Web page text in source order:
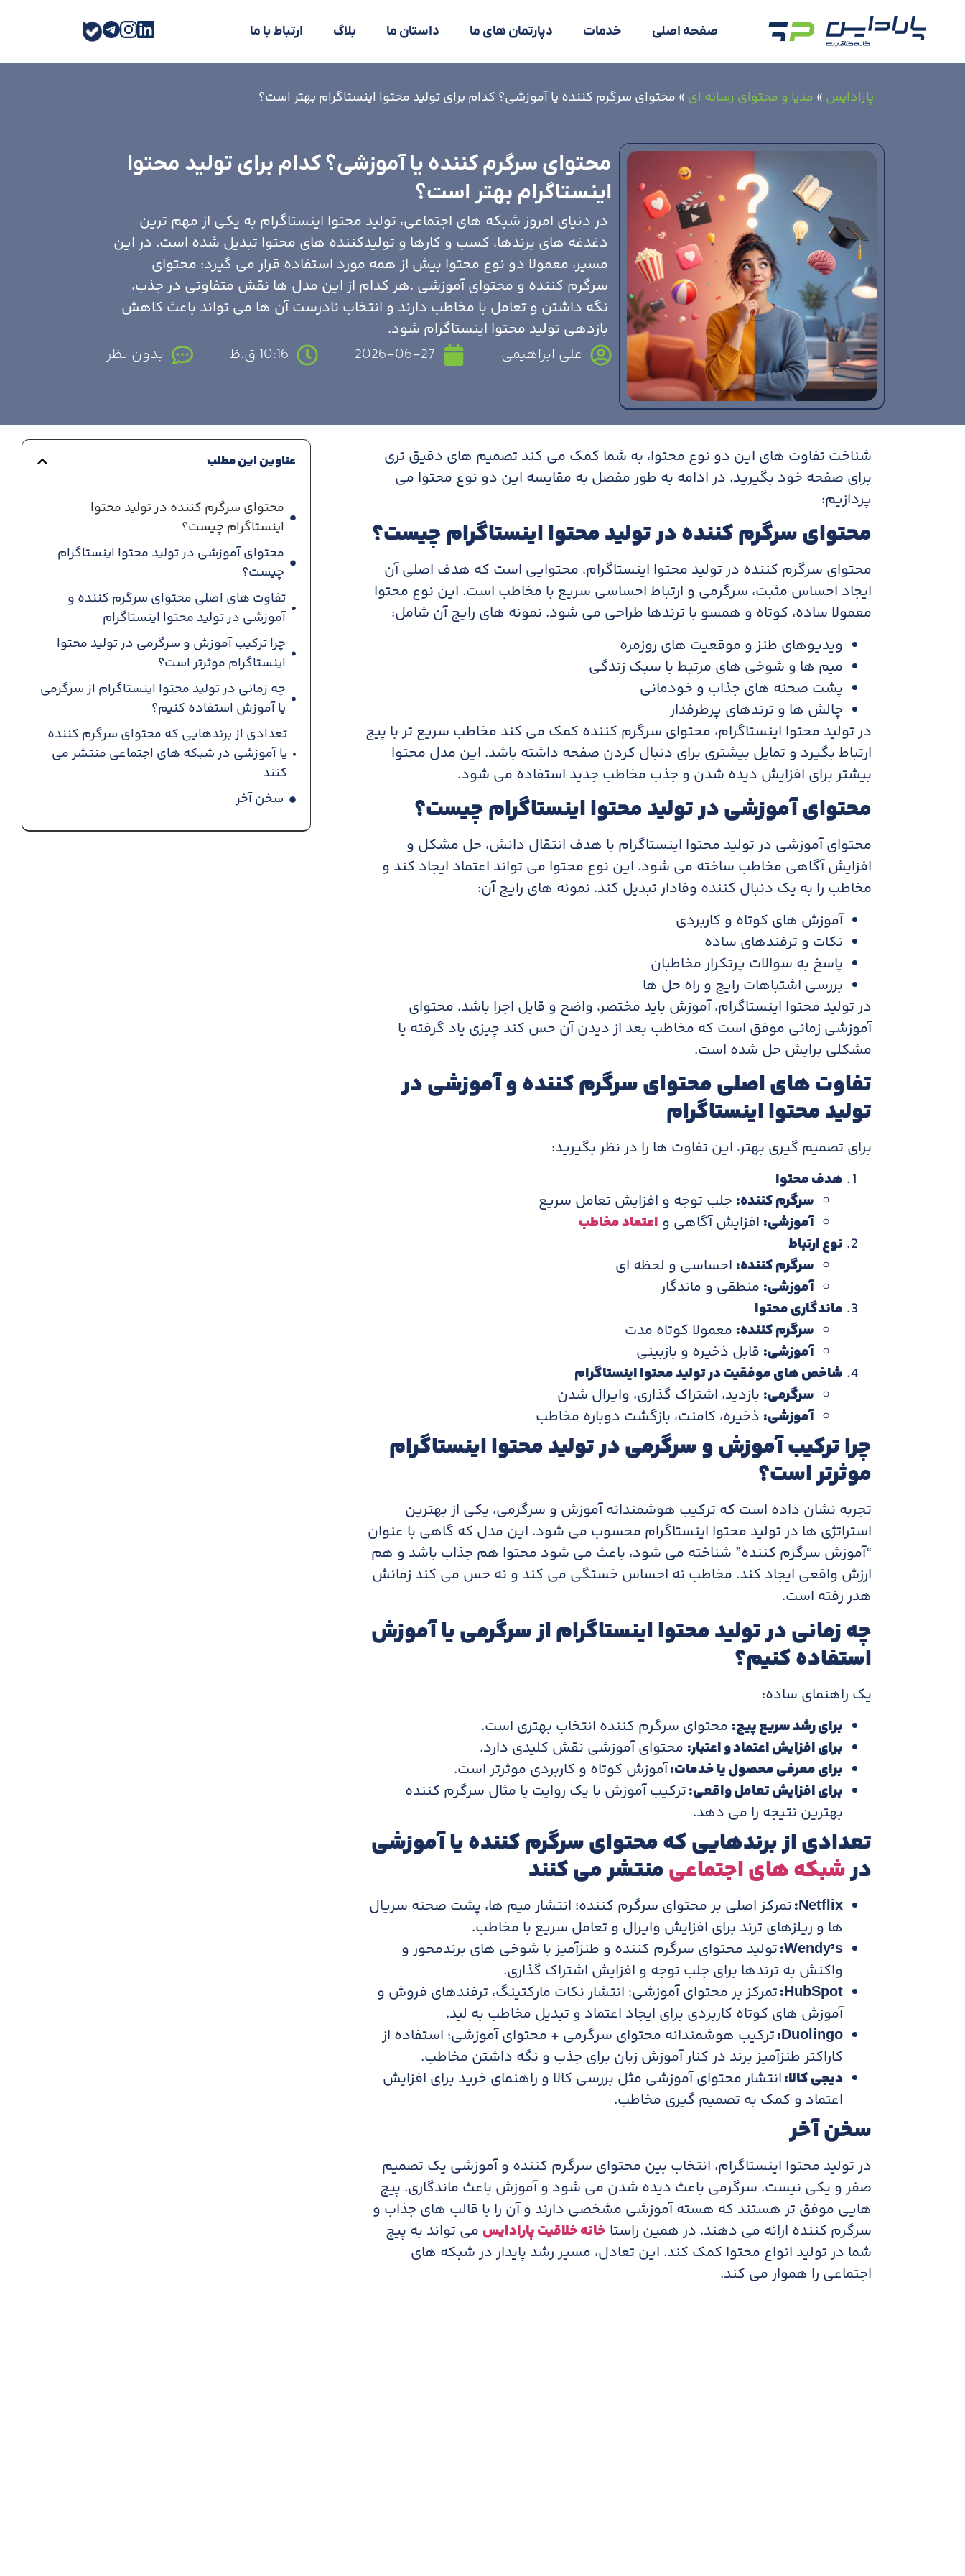
صفحه اصلی خدمات دپارتمان های ما داستان ما بلاگ ارتباط با ما
پارادایس » مدیا و محتوای رسانه ای » محتوای سرگرم کننده یا آموزشی؟ کدام برای تولید محتوا اینستاگرام بهتر است؟
محتوای سرگرم کننده یا آموزشی؟ کدام برای تولید محتوا
اینستاگرام بهتر است؟
در دنیای امروز شبکه های اجتماعی، تولید محتوا اینستاگرام به یکی از مهم ترین
دغدغه های برندها، کسب و کارها و تولیدکننده های محتوا تبدیل شده است. در این
مسیر، معمولا دو نوع محتوا بیش از همه مورد استفاده قرار می گیرد: محتوای
سرگرم کننده و محتوای آموزشی .هر کدام از این مدل ها نقش متفاوتی در جذب،
نگه داشتن و تعامل با مخاطب دارند و انتخاب نادرست آن ها می تواند باعث کاهش
بازدهی تولید محتوا اینستاگرام شود.
علی ابراهیمی
2026-06-27 10:16 ق.ظ بدون نظر
شناخت تفاوت های این دو نوع محتوا، به شما کمک می کند تصمیم های دقیق تری
برای صفحه خود بگیرید. در ادامه به طور مفصل به مقایسه این دو نوع محتوا می
پردازیم:
محتوای سرگرم کننده در تولید محتوا اینستاگرام چیست؟
محتوای سرگرم کننده در تولید محتوا اینستاگرام، محتوایی است که هدف اصلی آن
ایجاد احساس مثبت، سرگرمی و ارتباط احساسی سریع با مخاطب است. این نوع محتوا
معمولا ساده، کوتاه و همسو با ترندها طراحی می شود. نمونه های رایج آن شامل:
ویدیوهای طنز و موقعیت های روزمره
میم ها و شوخی های مرتبط با سبک زندگی
پشت صحنه های جذاب و خودمانی
چالش ها و ترندهای پرطرفدار
در تولید محتوا اینستاگرام، محتوای سرگرم کننده کمک می کند مخاطب سریع تر با پیج
ارتباط بگیرد و تمایل بیشتری برای دنبال کردن صفحه داشته باشد. این مدل محتوا
بیشتر برای افزایش دیده شدن و جذب مخاطب جدید استفاده می شود.
محتوای آموزشی در تولید محتوا اینستاگرام چیست؟
محتوای آموزشی در تولید محتوا اینستاگرام با هدف انتقال دانش، حل مشکل و
افزایش آگاهی مخاطب ساخته می شود. این نوع محتوا می تواند اعتماد ایجاد کند و
مخاطب را به یک دنبال کننده وفادار تبدیل کند. نمونه های رایج آن:
آموزش های کوتاه و کاربردی
نکات و ترفندهای ساده
پاسخ به سوالات پرتکرار مخاطبان
بررسی اشتباهات رایج و راه حل ها
در تولید محتوا اینستاگرام، آموزش باید مختصر، واضح و قابل اجرا باشد. محتوای
آموزشی زمانی موفق است که مخاطب بعد از دیدن آن حس کند چیزی یاد گرفته یا
مشکلی برایش حل شده است.
تفاوت های اصلی محتوای سرگرم کننده و آموزشی در
تولید محتوا اینستاگرام
برای تصمیم گیری بهتر، این تفاوت ها را در نظر بگیرید:
هدف محتوا
سرگرم کننده: جلب توجه و افزایش تعامل سریع
آموزشی: افزایش آگاهی و اعتماد مخاطب
نوع ارتباط
سرگرم کننده: احساسی و لحظه ای
آموزشی: منطقی و ماندگار
ماندگاری محتوا
سرگرم کننده: معمولا کوتاه مدت
آموزشی: قابل ذخیره و بازبینی
شاخص های موفقیت در تولید محتوا اینستاگرام
سرگرمی: بازدید، اشتراک گذاری، وایرال شدن
آموزشی: ذخیره، کامنت، بازگشت دوباره مخاطب
چرا ترکیب آموزش و سرگرمی در تولید محتوا اینستاگرام
موثرتر است؟
تجربه نشان داده است که ترکیب هوشمندانه آموزش و سرگرمی، یکی از بهترین
استراتژی ها در تولید محتوا اینستاگرام محسوب می شود. این مدل که گاهی با عنوان
“آموزش سرگرم کننده” شناخته می شود، باعث می شود محتوا هم جذاب باشد و هم
ارزش واقعی ایجاد کند. مخاطب نه احساس خستگی می کند و نه حس می کند زمانش
هدر رفته است.
چه زمانی در تولید محتوا اینستاگرام از سرگرمی یا آموزش
استفاده کنیم؟
یک راهنمای ساده:
برای رشد سریع پیج: محتوای سرگرم کننده انتخاب بهتری است.
برای افزایش اعتماد و اعتبار: محتوای آموزشی نقش کلیدی دارد.
برای معرفی محصول یا خدمات:آموزش کوتاه و کاربردی موثرتر است.
برای افزایش تعامل واقعی:ترکیب آموزش با یک روایت یا مثال سرگرم کننده
بهترین نتیجه را می دهد.
تعدادی از برندهایی که محتوای سرگرم کننده یا آموزشی
درشبکه های اجتماعیمنتشر می کنند
Netflix
:تمرکز اصلی بر محتوای سرگرم کننده؛ انتشار میم ها، پشت صحنه سریال
ها و ریلزهای ترند برای افزایش وایرال و تعامل سریع با مخاطب.
Wendy’s
:تولید محتوای سرگرم کننده و طنزآمیز با شوخی های برندمحور و
واکنش به ترندها برای جلب توجه و افزایش اشتراک گذاری.
HubSpot
:تمرکز بر محتوای آموزشی؛ انتشار نکات مارکتینگ، ترفندهای فروش و
آموزش های کوتاه کاربردی برای ایجاد اعتماد و تبدیل مخاطب به لید.
Duolingo
:ترکیب هوشمندانه محتوای سرگرمی + محتوای آموزشی؛ استفاده از
کاراکتر طنزآمیز برند در کنار آموزش زبان برای جذب و نگه داشتن مخاطب.
دیجی کالا:انتشار محتوای آموزشی مثل بررسی کالا و راهنمای خرید برای افزایش
اعتماد و کمک به تصمیم گیری مخاطب.
سخن آخر
در تولید محتوا اینستاگرام، انتخاب بین محتوای سرگرم کننده و آموزشی یک تصمیم
صفر و یکی نیست. سرگرمی باعث دیده شدن می شود و آموزش باعث ماندگاری. پیج
هایی موفق تر هستند که هسته آموزشی مشخصی دارند و آن را با قالب های جذاب و
سرگرم کننده ارائه می دهند. در همین راستا خانه خلاقیت پارادایس می تواند به پیج
شما در تولید انواع محتوا کمک کند. این تعادل، مسیر رشد پایدار در شبکه های
اجتماعی را هموار می کند.
عناوین این مطلب
محتوای سرگرم کننده در تولید محتوا
اینستاگرام چیست؟
محتوای آموزشی در تولید محتوا اینستاگرام
چیست؟
تفاوت های اصلی محتوای سرگرم کننده و
آموزشی در تولید محتوا اینستاگرام
چرا ترکیب آموزش و سرگرمی در تولید محتوا
اینستاگرام موثرتر است؟
چه زمانی در تولید محتوا اینستاگرام از سرگرمی
یا آموزش استفاده کنیم؟
تعدادی از برندهایی که محتوای سرگرم کننده
یا آموزشی در شبکه های اجتماعی منتشر می
کنند
سخن آخر